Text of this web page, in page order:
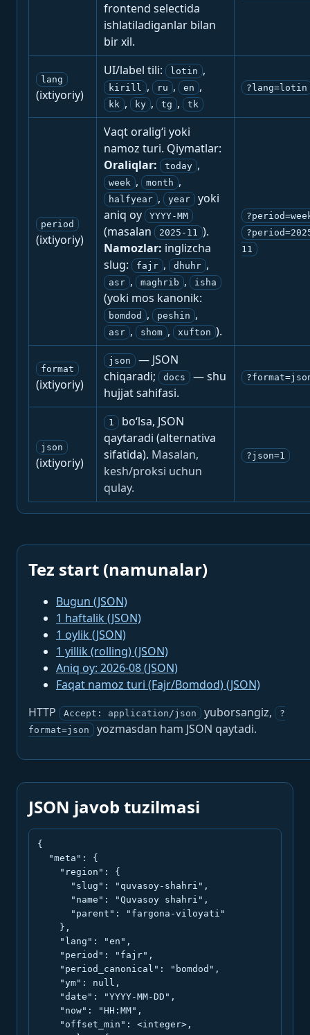
frontend selectida
ishlatiladiganlar bilan
bir xil.
lang
(ixtiyoriy)
UI/label tili: lotin ,
kirill , ru , en ,
kk , ky , tg , tk
?lang=lotin
period
(ixtiyoriy)
Vaqt oralig‘i yoki
namoz turi. Qiymatlar:
Oraliqlar:
today ,
week , month ,
halfyear , year
yoki
aniq oy
YYYY-MM
(masalan 2025-11 ).
Namozlar: inglizcha
slug:
fajr , dhuhr ,
asr , maghrib , isha
(yoki mos kanonik:
bomdod , peshin ,
asr , shom , xufton ).
11
format
(ixtiyoriy)
json
— JSON
chiqaradi;
docs
— shu
hujjat sahifasi.
json
(ixtiyoriy)
1
bo‘lsa, JSON
qaytaradi (alternativa
sifatida). Masalan,
kesh/proksi uchun
qulay.
?json=1
Tez start (namunalar)
Bugun (JSON)
1 haftalik (JSON)
1 oylik (JSON)
1 yillik (rolling) (JSON)
Aniq oy: 2026-08 (JSON)
Faqat namoz turi (Fajr/Bomdod) (JSON)
HTTP
Accept: application/json yuborsangiz,
?
format=json
yozmasdan ham JSON qaytadi.
JSON javob tuzilmasi
{
  "meta": {
    "region": {
      "slug": "quvasoy-shahri",
      "name": "Quvasoy shahri",
      "parent": "fargona-viloyati"
    },
    "lang": "en",
    "period": "fajr",
    "period_canonical": "bomdod",
    "ym": null,
    "date": "YYYY-MM-DD",
    "now": "HH:MM",
    "offset_min": <integer>,